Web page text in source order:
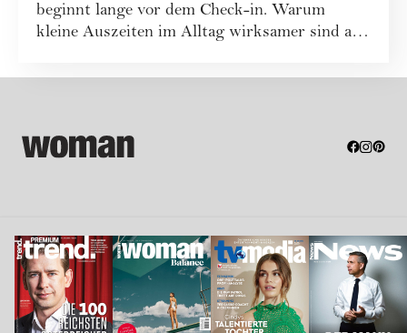
beginnt lange vor dem Check-in. Warum
kleine Auszeiten im Alltag wirksamer sind als